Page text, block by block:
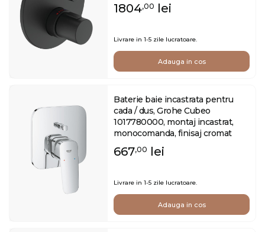
1804,00 lei
Livrare in 1-5 zile lucratoare.
Adauga in cos
Baterie baie incastrata pentru
cada / dus, Grohe Cubeo
1017780000, montaj incastrat,
monocomanda, finisaj cromat
667,00 lei
Livrare in 1-5 zile lucratoare.
Adauga in cos